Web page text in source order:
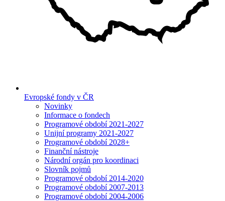
Evropské fondy v ČR
Novinky
Informace o fondech
Programové období 2021-2027
Unijní programy 2021-2027
Programové období 2028+
Finanční nástroje
Národní orgán pro koordinaci
Slovník pojmů
Programové období 2014-2020
Programové období 2007-2013
Programové období 2004-2006